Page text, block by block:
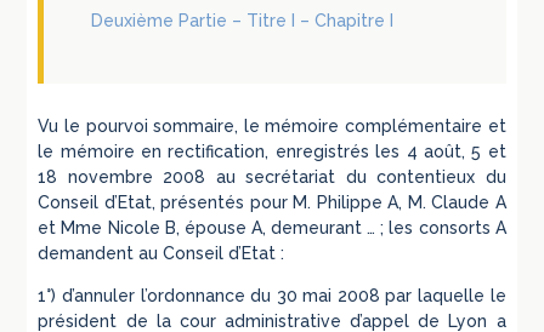
Deuxième Partie – Titre I – Chapitre I
Vu le pourvoi sommaire, le mémoire complémentaire et
le mémoire en rectification, enregistrés les 4 août, 5 et
18 novembre 2008 au secrétariat du contentieux du
Conseil d’Etat, présentés pour M. Philippe A, M. Claude A
et Mme Nicole B, épouse A, demeurant … ; les consorts A
demandent au Conseil d’Etat :
1°) d’annuler l’ordonnance du 30 mai 2008 par laquelle le
président de la cour administrative d’appel de Lyon a